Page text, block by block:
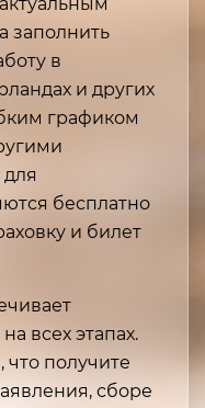
заполнить
в
и других
графиком
бесплатно
и билет
всех этапах.
получите
сборе